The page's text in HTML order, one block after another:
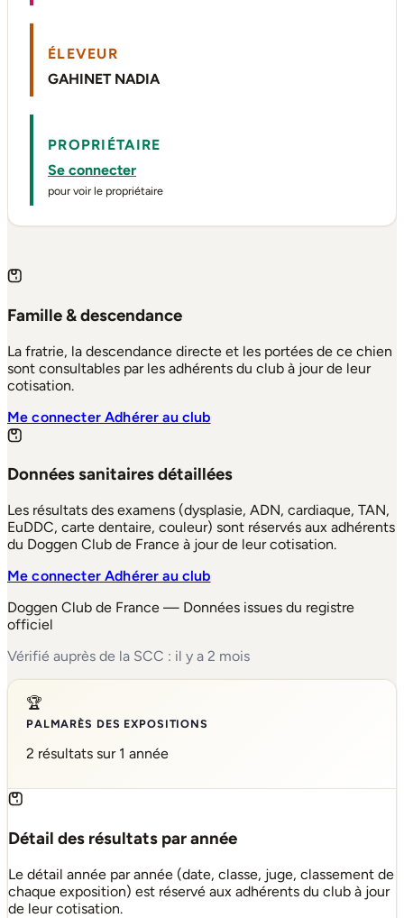
ÉLEVEUR
GAHINET NADIA
PROPRIÉTAIRE
Se connecter
pour voir le propriétaire
Famille & descendance
La fratrie, la descendance directe et les portées de ce chien
sont consultables par les adhérents du club à jour de leur
cotisation.
Me connecterAdhérer au club
Données sanitaires détaillées
Les résultats des examens (dysplasie, ADN, cardiaque, TAN,
EuDDC, carte dentaire, couleur) sont réservés aux adhérents
du Doggen Club de France à jour de leur cotisation.
Me connecterAdhérer au club
Doggen Club de France — Données issues du registre
officiel
Vérifié auprès de la SCC : il y a 2 mois
🏆
PALMARÈS DES EXPOSITIONS
2 résultats sur 1 année
Détail des résultats par année
Le détail année par année (date, classe, juge, classement de
chaque exposition) est réservé aux adhérents du club à jour
de leur cotisation.